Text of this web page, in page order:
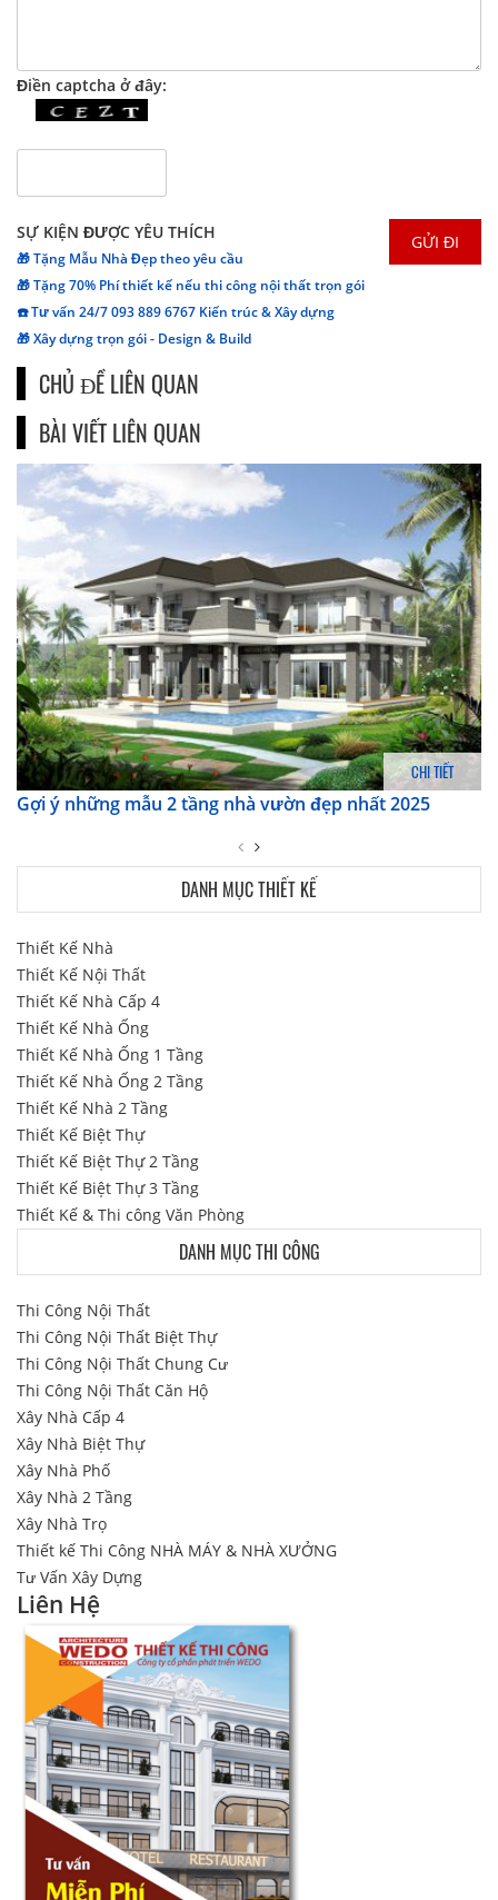
Điền captcha ở đây:
SỰ KIỆN ĐƯỢC YÊU THÍCH
🎁 Tặng Mẫu Nhà Đẹp theo yêu cầu
🎁 Tặng 70% Phí thiết kế nếu thi công nội thất trọn gói
☎️ Tư vấn 24/7 093 889 6767 Kiến trúc & Xây dựng
🎁 Xây dựng trọn gói - Design & Build
CHỦ ĐỀ LIÊN QUAN
BÀI VIẾT LIÊN QUAN
CHI TIẾT
Gợi ý những mẫu 2 tầng nhà vườn đẹp nhất 2025
DANH MỤC THIẾT KẾ
Thiết Kế Nhà
Thiết Kế Nội Thất
Thiết Kế Nhà Cấp 4
Thiết Kế Nhà Ống
Thiết Kế Nhà Ống 1 Tầng
Thiết Kế Nhà Ống 2 Tầng
Thiết Kế Nhà 2 Tầng
Thiết Kế Biệt Thự
Thiết Kế Biệt Thự 2 Tầng
Thiết Kế Biệt Thự 3 Tầng
Thiết Kế & Thi công Văn Phòng
DANH MỤC THI CÔNG
Thi Công Nội Thất
Thi Công Nội Thất Biệt Thự
Thi Công Nội Thất Chung Cư
Thi Công Nội Thất Căn Hộ
Xây Nhà Cấp 4
Xây Nhà Biệt Thự
Xây Nhà Phố
Xây Nhà 2 Tầng
Xây Nhà Trọ
Thiết kế Thi Công NHÀ MÁY & NHÀ XƯỞNG
Tư Vấn Xây Dựng
Liên Hệ